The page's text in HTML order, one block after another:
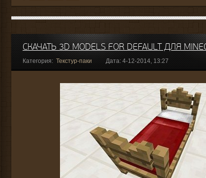
СКАЧАТЬ 3D MODELS FOR DEFAULT ДЛЯ
Категория: Текстур-паки Дата: 4-12-2014, 13:27